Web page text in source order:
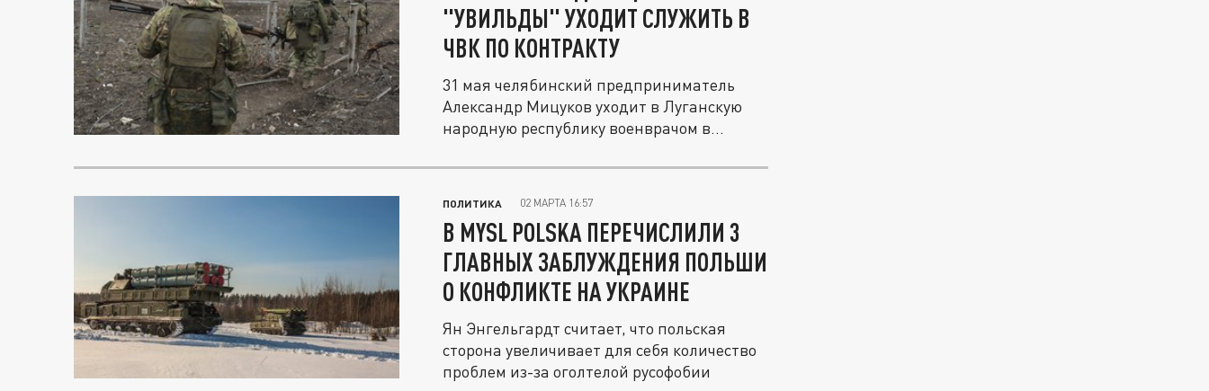
"УВИЛЬДЫ" УХОДИТ СЛУЖИТЬ В
ЧВК ПО КОНТРАКТУ
31 мая челябинский предприниматель
Александр Мицуков уходит в Луганскую
народную республику военврачом в...
ПОЛИТИКА 02 МАРТА 16:57
В MYSL POLSKA ПЕРЕЧИСЛИЛИ 3
ГЛАВНЫХ ЗАБЛУЖДЕНИЯ ПОЛЬШИ
О КОНФЛИКТЕ НА УКРАИНЕ
Ян Энгельгардт считает, что польская
сторона увеличивает для себя количество
проблем из-за оголтелой русофобии